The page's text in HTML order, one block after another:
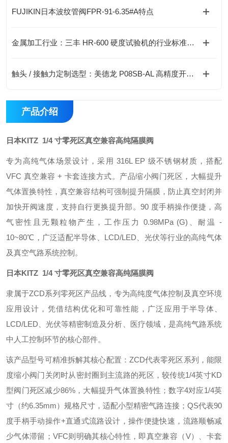
FUJIKIN日本波纹管阀FPR-91-6.35#A特点
金属加工行业：三丰 HR-600 硬度试验机的行业标准应用与检测要求
触头 / 接触力定制选型：美德龙 P08SB-AL 高精度开关选购实用手册
产品介绍
日本KITZ 1/4 寸零死区真空兼容高纯隔膜阀
专为高纯气体场景设计，采用 316L EP 级不锈钢材质，搭配
VFC 真空兼容 + 卡套连接方式。产品缩小阀门死区，大幅提升
气体置换特性，真空兼容结构可强制提升隔膜，防止真空封闭并
加快开阀速度，支持自行更换提升部。90 度手柄操作便捷，高
气密性且无颗粒物产生，工作压力 0.98MPa (G)、耐温 -
10~80℃，广泛适配半导体、LCD/LED、光伏等行业的高纯气体
及真空气路系统控制。
日本KITZ 1/4 寸零死区真空兼容高纯隔膜阀
隶属于ZCD系列零死区产品线，专为高纯度气体控制及真空环境
应用设计，凭借结构优化和可靠性能，广泛应用于半导体、
LCD/LED、光伏等精密制造及分析、医疗领域，是高纯气路系统
中人工控制环节的核心部件。
该产品型号可精准拆解其核心配置：ZCD代表零死区系列，能限
度缩小阀门关闭时从密封圈到主流路的死区，较传统1/4英寸KD
型阀门死区减少86%，大幅提升气体置换特性；数字4对应1/4英
寸（约6.35mm）规格尺寸，适配小型精密气路连接；QS代表90
度手柄手动操作+直通式流路设计，操作便捷快速，流路顺畅减
少气体滞留；VFC则明确其核心特性，即真空兼容（V）、卡套